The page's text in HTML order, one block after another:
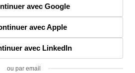
avec Google
avec Apple
avec LinkedIn
ou par email